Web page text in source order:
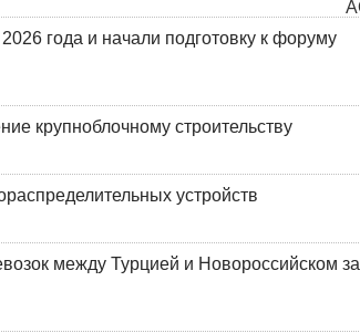
года и начали подготовку к форуму
крупноблочному строительству
устройств
между Турцией и Новороссийском за